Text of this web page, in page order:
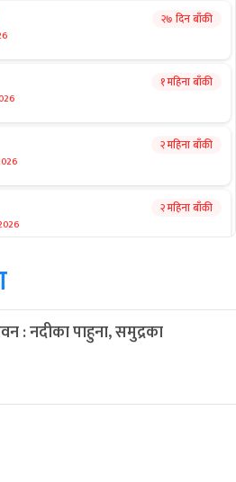
२७ दिन बाँकी
१ महिना बाँकी
२ महिना बाँकी
२ महिना बाँकी
२ महिना बाँकी
: नदीका पाहुना, समुद्रका